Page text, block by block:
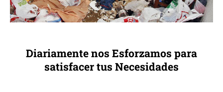
Diariamente nos Esforzamos para
satisfacer tus Necesidades